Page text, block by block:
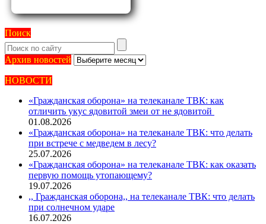
Поиск
Архив новостей
Архив
НОВОСТИ
«Гражданская оборона» на телеканале ТВК: как
отличить укус ядовитой змеи от не ядовитой
01.08.2026
«Гражданская оборона» на телеканале ТВК: что делать
при встрече с медведем в лесу?
25.07.2026
«Гражданская оборона» на телеканале ТВК: как оказать
первую помощь утопающему?
19.07.2026
,, Гражданская оборона,, на телеканале ТВК: что делать
при солнечном ударе
16.07.2026